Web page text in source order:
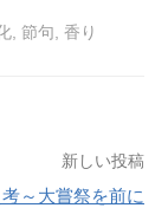
節句 香り
新しい投稿
～大嘗祭を前に